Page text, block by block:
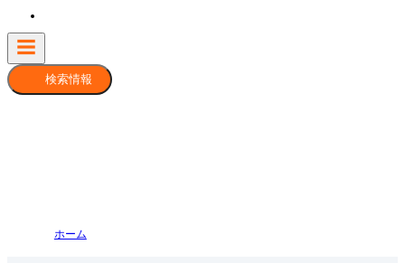
検索情報
ホーム